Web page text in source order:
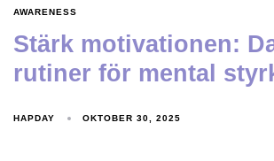
AWARENESS
Stärk motivationen:
rutiner för mental
HAPDAY OKTOBER 30, 2025